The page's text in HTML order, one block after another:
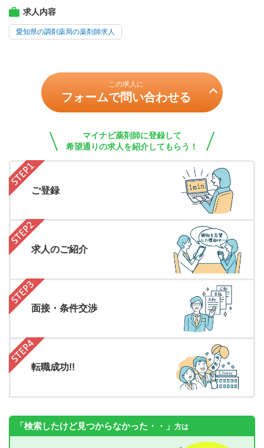
求人内容
愛知県の調剤薬局の薬剤師求人
この求人に
フォームで問い合わせる
マイナビ薬剤師に登録して
希望通りの求人を紹介してもらう！
ご登録
求人のご紹介
面接・条件交渉
転職成功!!
「検索したけど見つからなかった・・」 方は